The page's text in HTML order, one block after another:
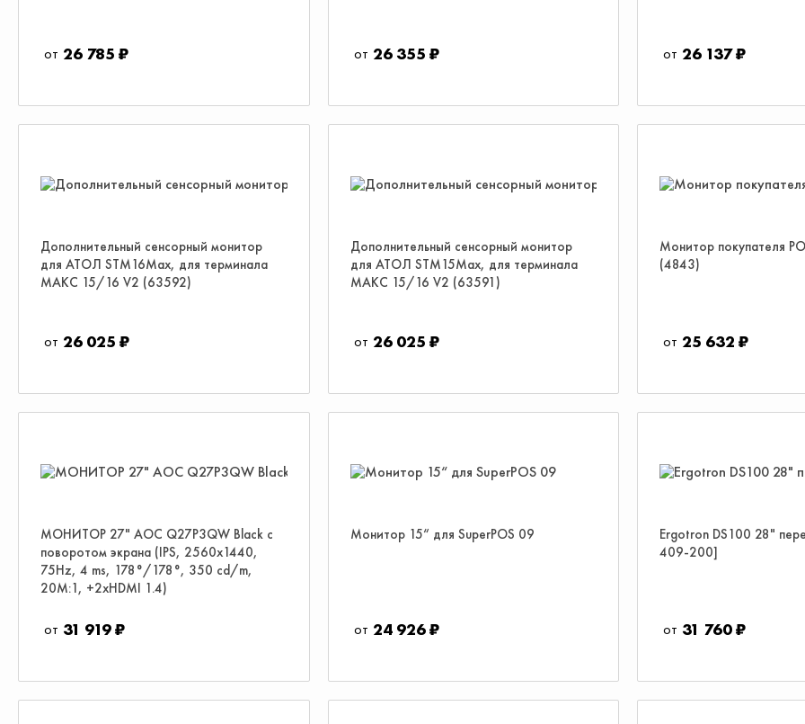
26 785 ₽ 26 355 ₽ 26 137 ₽
Дополнительный сенсорный монитор
для АТОЛ STM16Max, для терминала
МАКС 15/16 V2 (63592)
26 025 ₽
Дополнительный сенсорный монитор
для АТОЛ STM15Max, для терминала
МАКС 15/16 V2 (63591)
26 025 ₽
Монитор покупателя
(4843)
25 632 ₽
МОНИТОР 27" AOC Q27P3QW Black с
поворотом экрана (IPS, 2560x1440,
75Hz, 4 ms, 178°/178°, 350 cd/m,
20M:1, +2xHDMI 1.4)
31 919 ₽
Монитор 15“ для SuperPOS 09
24 926 ₽
Ergotron DS100 28"
409-200]
31 760 ₽